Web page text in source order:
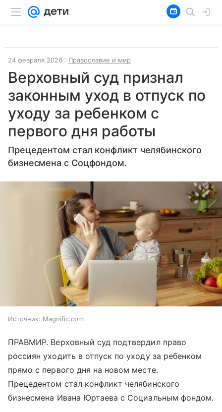
24 февраля 2026 Православие и мир
Верховный суд признал
законным уход в отпуск по
уходу за ребенком с
первого дня работы
Прецедентом стал конфликт челябинского
бизнесмена с Соцфондом.
Источник: Magnific.com
ПРАВМИР. Верховный суд подтвердил право
россиян уходить в отпуск по уходу за ребенком
прямо с первого дня на новом месте.
Прецедентом стал конфликт челябинского
бизнесмена Ивана Юртаева с Социальным фондом.